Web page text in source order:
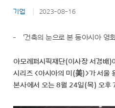
기업 2023-08-16
'건축의 눈으로 본 동아시아 영
아모레퍼시픽재단(이사장 서경배)
시리즈 <아시아의 미(美)>가 서울
본사에서 오는 8월 24일(목) 오후